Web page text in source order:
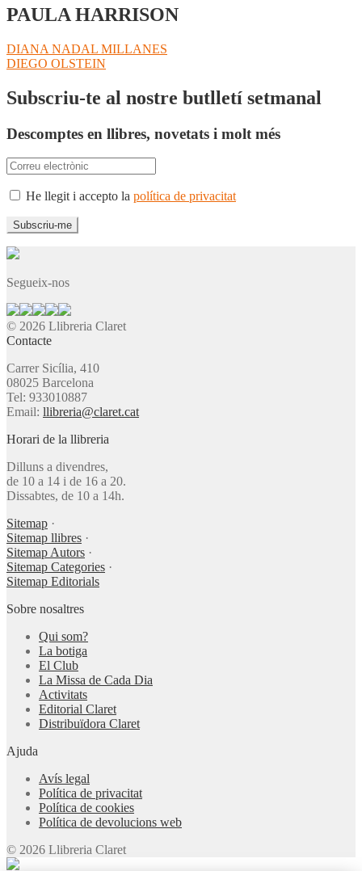
PAULA HARRISON
Navegació
d'entrades
Entrada
anterior:
DIANA NADAL MILLANES
Pròxima
DIEGO OLSTEIN
Subscriu-te al nostre butlletí setmanal
Descomptes en llibres, novetats i molt més
He llegit i accepto la política de privacitat
Segueix-nos
© 2026 Llibreria Claret
Contacte
Carrer Sicília, 410
08025 Barcelona
Tel: 933010887
Email: llibreria@claret.cat
Horari de la llibreria
Dilluns a divendres,
de 10 a 14 i de 16 a 20.
Dissabtes, de 10 a 14h.
Sitemap ·
Sitemap llibres ·
Sitemap Autors ·
Sitemap Categories ·
Sitemap Editorials
Sobre nosaltres
Qui som?
La botiga
El Club
La Missa de Cada Dia
Activitats
Editorial Claret
Distribuïdora Claret
Ajuda
Avís legal
Política de privacitat
Política de cookies
Política de devolucions web
© 2026 Llibreria Claret